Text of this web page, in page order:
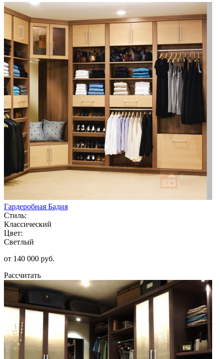
Гардеробная Бадия
Стиль:
Классический
Цвет:
Светлый
от 140 000 руб.
Рассчитать